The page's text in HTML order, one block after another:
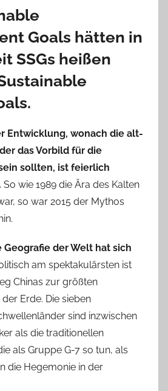
Goals hätten in
SSGs heißen
Entwicklung, wonach die alt-
das Vorbild für die
sollten, ist feierlich
So wie 1989 die Ära des Kalten
so war 2015 der Mythos
Geografie der Welt hat sich
am spektakulärsten ist
Chinas zur größten
Erde. Die sieben
sind inzwischen
als die traditionellen
als Gruppe G-7 so tun, als
die Hegemonie in der